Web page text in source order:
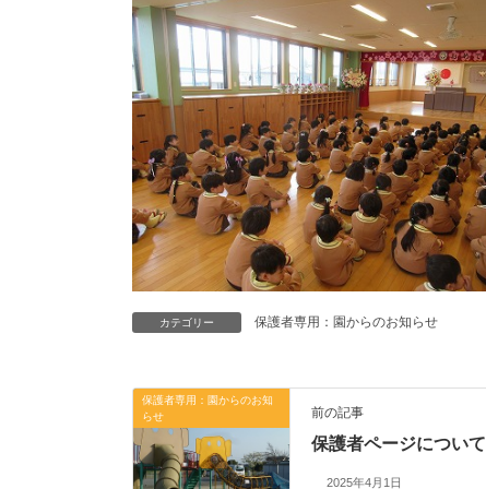
カテゴリー 保護者専用：園からのお知らせ
保護者専用：園からのお知
らせ
前の記事
保護者ページについて
2025年4月1日